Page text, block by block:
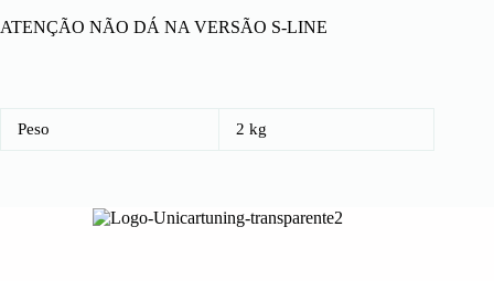
ATENÇÃO NÃO DÁ NA VERSÃO S-LINE
Peso 2 kg